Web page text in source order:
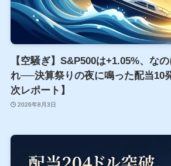
【空騒ぎ】S&P500は+1.05%、な
れ──決算祭りの夜に鳴った配当10
次レポート】
2026年8月3日